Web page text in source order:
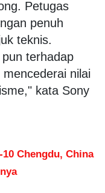
Petugas
penuh
teknis.
terhadap
nilai
kata Sony
Chengdu, China